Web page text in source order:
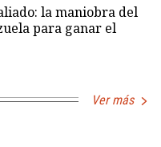
la maniobra del
para ganar el
Ver más